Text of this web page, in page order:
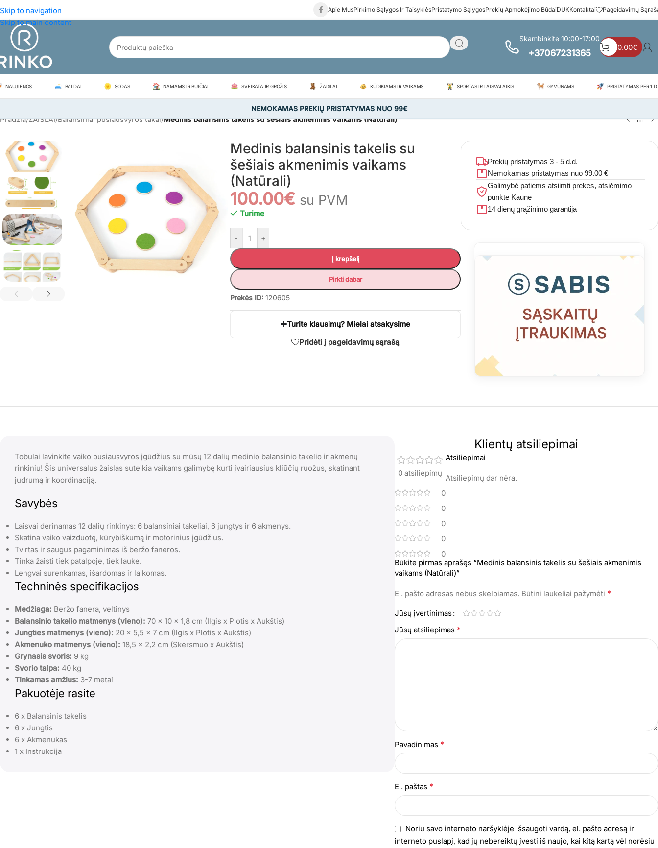
Skip to navigation
Skip to main content
Apie MusPirkimo Sąlygos Ir TaisyklėsPristatymo SąlygosPrekių Apmokėjimo BūdaiDUKKontaktai Pageidavimų
Skambinkite 10:00-17:00
+37067231365
0.00€
NAUJIENOS BALDAI SODAS NAMAMS IR BUIČIAI SVEIKATA IR GROŽIS ŽAISLAI KŪDIKIAMS IR VAIKAMS SPORTAS IR LAISVALAIKIS GYVŪNAMS PRISTATYMAS PER 1
NEMOKAMAS PREKIŲ PRISTATYMAS NUO 99€
Pradžia/ŽAISLAI/Balansiniai pusiausvyros takai/Medinis balansinis takelis su šešiais akmenimis vaikams (Natūrali)
Medinis balansinis takelis su
šešiais akmenimis vaikams
(Natūrali)
100.00€ su PVM
Turime
- +
Į krepšelį
Pirkti dabar
Prekės ID: 120605
Turite klausimų? Mielai atsakysime
Pridėti į pageidavimų sąrašą
Prekių pristatymas 3 - 5 d.d.
Nemokamas pristatymas nuo 99.00 €
Galimybė patiems atsiimti prekes, atsiėmimo
punkte Kaune
14 dienų grąžinimo garantija
Tobulai lavinkite vaiko pusiausvyros įgūdžius su mūsų 12 dalių medinio balansinio takelio ir akmenų
rinkiniu! Šis universalus žaislas suteikia vaikams galimybę kurti įvairiausius kliūčių ruožus, skatinant
judrumą ir koordinaciją.
Savybės
Laisvai derinamas 12 dalių rinkinys: 6 balansiniai takeliai, 6 jungtys ir 6 akmenys.
Skatina vaiko vaizduotę, kūrybiškumą ir motorinius įgūdžius.
Tvirtas ir saugus pagaminimas iš beržo faneros.
Tinka žaisti tiek patalpoje, tiek lauke.
Lengvai surenkamas, išardomas ir laikomas.
Techninės specifikacijos
Medžiaga: Beržo fanera, veltinys
Balansinio takelio matmenys (vieno): 70 x 10 x 1,8 cm (Ilgis x Plotis x Aukštis)
Jungties matmenys (vieno): 20 x 5,5 x 7 cm (Ilgis x Plotis x Aukštis)
Akmenuko matmenys (vieno): 18,5 x 2,2 cm (Skersmuo x Aukštis)
Grynasis svoris: 9 kg
Svorio talpa: 40 kg
Tinkamas amžius: 3-7 metai
Pakuotėje rasite
6 x Balansinis takelis
6 x Jungtis
6 x Akmenukas
1 x Instrukcija
Klientų atsiliepimai
0 atsiliepimų
0
0
0
0
0
Atsiliepimai
Atsiliepimų dar nėra.
Būkite pirmas aprašęs “Medinis balansinis takelis su šešiais akmenimis
vaikams (Natūrali)”
El. pašto adresas nebus skelbiamas. Būtini laukeliai pažymėti *
Jūsų įvertinimas
Jūsų atsiliepimas *
Pavadinimas *
El. paštas *
Noriu savo interneto naršyklėje išsaugoti vardą, el. pašto adresą ir
interneto puslapį, kad jų nebereiktų įvesti iš naujo, kai kitą kartą vėl norėsiu